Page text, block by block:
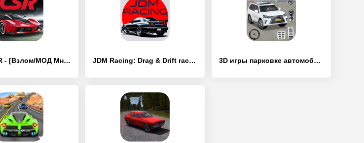
Гонки CSR - [Взлом/МОД Много денег] JDM Racing: Drag & Drift race - [Взлом/МОД Все открыто] 3D игры парковке автомобилей - [Взлом/МОД Unlocked]